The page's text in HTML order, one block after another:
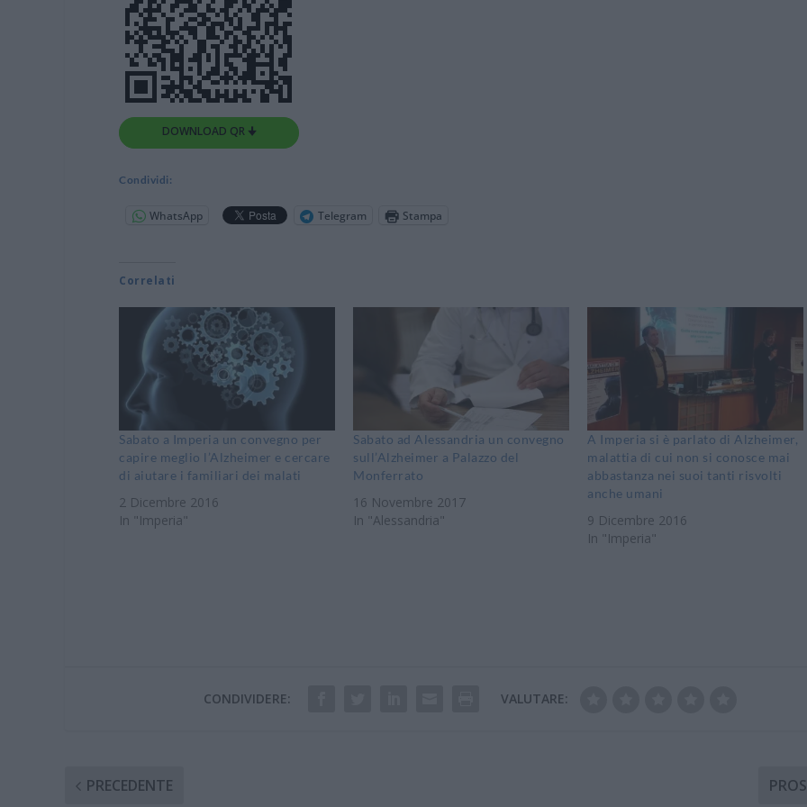
DOWNLOAD QR 🠋
Condividi:
WhatsApp Telegram Stampa
Correlati
Sabato a Imperia un convegno per
capire meglio l’Alzheimer e cercare
di aiutare i familiari dei malati
2 Dicembre 2016
In "Imperia"
Sabato ad Alessandria un convegno
sull’Alzheimer a Palazzo del
Monferrato
16 Novembre 2017
In "Alessandria"
A Imperia si è parlato di Alzheimer,
malattia di cui non si conosce mai
abbastanza nei suoi tanti risvolti
anche umani
9 Dicembre 2016
In "Imperia"
CONDIVIDERE: VALUTARE:
PRECEDENTE